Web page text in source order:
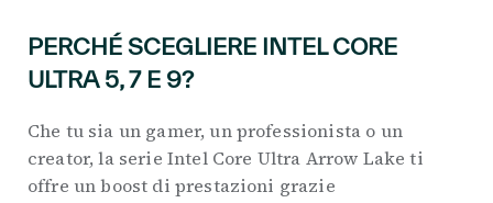
PERCHÉ SCEGLIERE INTEL CORE
ULTRA 5, 7 E 9?
Che tu sia un gamer, un professionista o un
creator, la serie Intel Core Ultra Arrow Lake ti
offre un boost di prestazioni grazie